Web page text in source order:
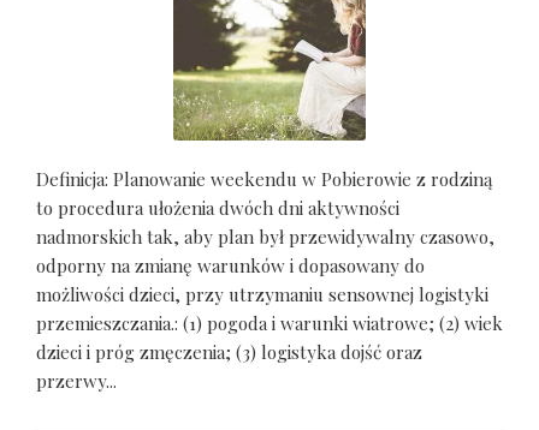
Definicja: Planowanie weekendu w Pobierowie z rodziną
to procedura ułożenia dwóch dni aktywności
nadmorskich tak, aby plan był przewidywalny czasowo,
odporny na zmianę warunków i dopasowany do
możliwości dzieci, przy utrzymaniu sensownej logistyki
przemieszczania.: (1) pogoda i warunki wiatrowe; (2) wiek
dzieci i próg zmęczenia; (3) logistyka dojść oraz
przerwy...